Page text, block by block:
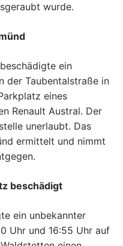
wurde.
ein
der Taubentalstraße in
eines
Renault Austral. Der
unerlaubt. Das
ermittelt und nimmt
beschädigt
ein unbekannter
Uhr und 16:55 Uhr auf